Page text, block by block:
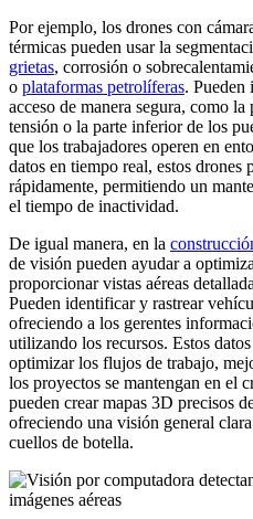
Por ejemplo, los drones con
térmicas pueden usar la
grietas, corrosión o
o plataformas petrolíferas. Pueden
acceso de manera segura, como
tensión o la parte inferior de los
que los trabajadores operen en
datos en tiempo real, estos drones
rápidamente, permitiendo un
el tiempo de inactividad.
De igual manera, en la
de visión pueden ayudar a
proporcionar vistas aéreas
Pueden identificar y rastrear
ofreciendo a los gerentes
utilizando los recursos. Estos
optimizar los flujos de trabajo,
los proyectos se mantengan en el
pueden crear mapas 3D precisos
ofreciendo una visión general
cuellos de botella.